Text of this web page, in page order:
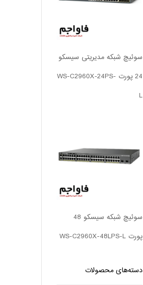
سوئیچ شبکه مدیریتی سیسکو
24 پورت WS-C2960X-24PS-
L
سوئیچ شبکه سیسکو 48
پورت WS-C2960X-48LPS-L
دسته‌های محصولات